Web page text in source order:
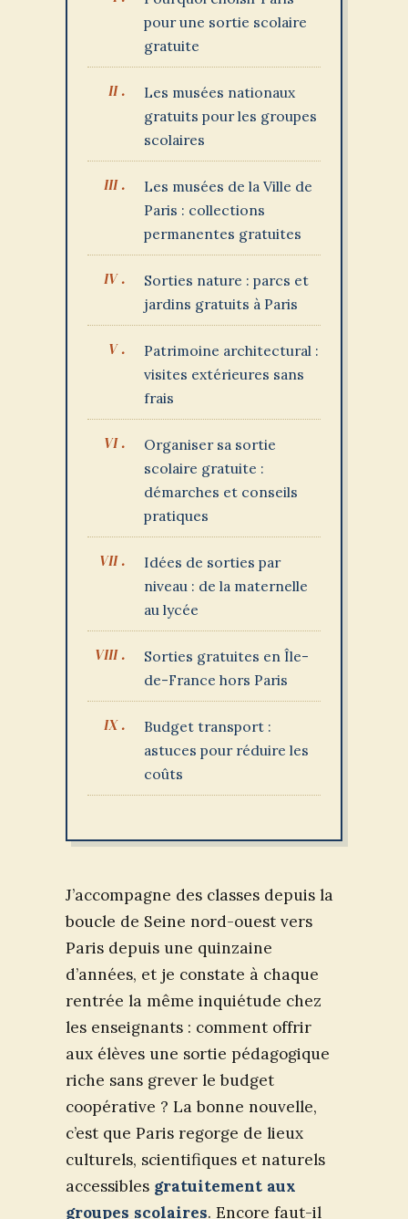
pour une sortie scolaire
gratuite
Les musées nationaux
gratuits pour les groupes
scolaires
Les musées de la Ville de
Paris : collections
permanentes gratuites
Sorties nature : parcs et
jardins gratuits à Paris
Patrimoine architectural :
visites extérieures sans
frais
Organiser sa sortie
scolaire gratuite :
démarches et conseils
pratiques
Idées de sorties par
niveau : de la maternelle
au lycée
Sorties gratuites en Île-
de-France hors Paris
Budget transport :
astuces pour réduire les
coûts
J’accompagne des classes depuis la
boucle de Seine nord-ouest vers
Paris depuis une quinzaine
d’années, et je constate à chaque
rentrée la même inquiétude chez
les enseignants : comment offrir
aux élèves une sortie pédagogique
riche sans grever le budget
coopérative ? La bonne nouvelle,
c’est que Paris regorge de lieux
culturels, scientifiques et naturels
accessibles gratuitement aux
groupes scolaires. Encore faut-il